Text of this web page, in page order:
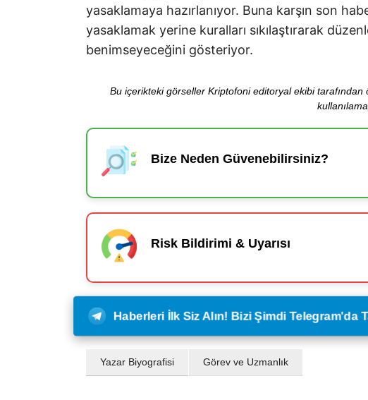
yasaklamaya hazırlanıyor. Buna karşın son
yasaklamak yerine kuralları sıkılaştırarak
benimseyeceğini gösteriyor.
Bu içerikteki görseller Kriptofoni editoryal ekibi tarafından
Bize Neden Güvenebilirsiniz?
Risk Bildirimi & Uyarısı
Haberleri İlk Siz Alın! Bizi Şimdi Telegram'da
Yazar Biyografisi Görev ve Uzmanlık